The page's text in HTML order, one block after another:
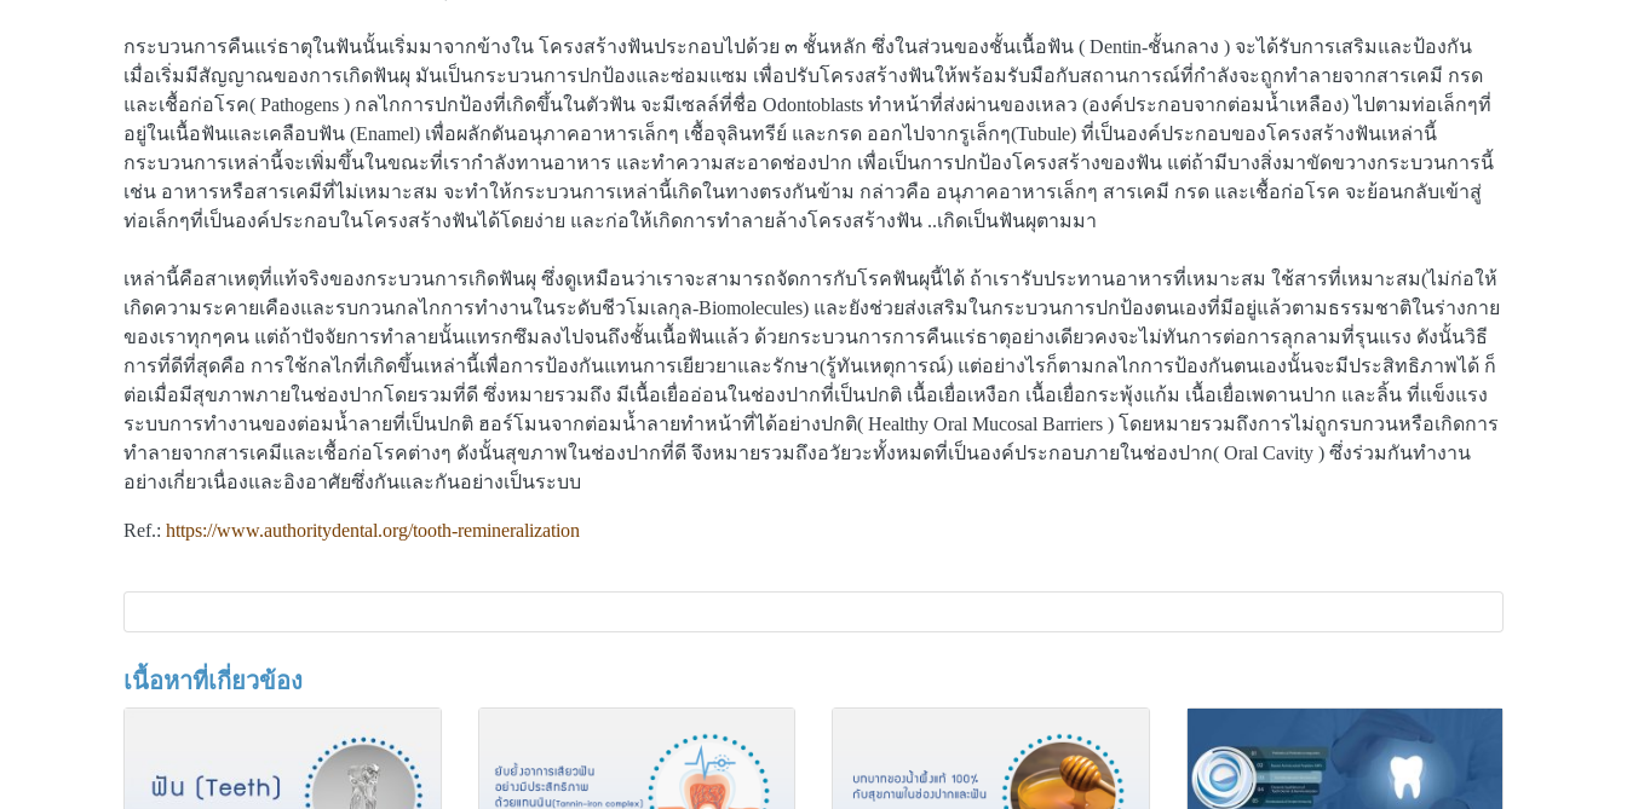
กระบวนการคืนแร่ธาตุในฟันนั้นเริ่มมาจากข้างใน โครงสร้างฟันประกอบไปด้วย ๓ ชั้นหลัก ซึ่งในส่วนของชั้นเนื้อฟัน ( Dentin-ชั้นกลาง ) จะได้รับการเสริมและป้องกัน
เมื่อเริ่มมีสัญญาณของการเกิดฟันผุ มันเป็นกระบวนการปกป้องและซ่อมแซม เพื่อปรับโครงสร้างฟันให้พร้อมรับมือกับสถานการณ์ที่กำลังจะถูกทำลายจากสารเคมี กรด
และเชื้อก่อโรค( Pathogens ) กลไกการปกป้องที่เกิดขึ้นในตัวฟัน จะมีเซลล์ที่ชื่อ Odontoblasts ทำหน้าที่ส่งผ่านของเหลว (องค์ประกอบจากต่อมน้ำเหลือง) ไปตามท่อเล็กๆที่
อยู่ในเนื้อฟันและเคลือบฟัน (Enamel) เพื่อผลักดันอนุภาคอาหารเล็กๆ เชื้อจุลินทรีย์ และกรด ออกไปจากรูเล็กๆ(Tubule) ที่เป็นองค์ประกอบของโครงสร้างฟันเหล่านี้
กระบวนการเหล่านี้จะเพิ่มขึ้นในขณะที่เรากำลังทานอาหาร และทำความสะอาดช่องปาก เพื่อเป็นการปกป้องโครงสร้างของฟัน แต่ถ้ามีบางสิ่งมาขัดขวางกระบวนการนี้
เช่น อาหารหรือสารเคมีที่ไม่เหมาะสม จะทำให้กระบวนการเหล่านี้เกิดในทางตรงกันข้าม กล่าวคือ อนุภาคอาหารเล็กๆ สารเคมี กรด และเชื้อก่อโรค จะย้อนกลับเข้าสู่
ท่อเล็กๆที่เป็นองค์ประกอบในโครงสร้างฟันได้โดยง่าย และก่อให้เกิดการทำลายล้างโครงสร้างฟัน ..เกิดเป็นฟันผุตามมา
เหล่านี้คือสาเหตุที่แท้จริงของกระบวนการเกิดฟันผุ ซึ่งดูเหมือนว่าเราจะสามารถจัดการกับโรคฟันผุนี้ได้ ถ้าเรารับประทานอาหารที่เหมาะสม ใช้สารที่เหมาะสม(ไม่ก่อให้
เกิดความระคายเคืองและรบกวนกลไกการทำงานในระดับชีวโมเลกุล-Biomolecules) และยังช่วยส่งเสริมในกระบวนการปกป้องตนเองที่มีอยู่แล้วตามธรรมชาติในร่างกาย
ของเราทุกๆคน แต่ถ้าปัจจัยการทำลายนั้นแทรกซึมลงไปจนถึงชั้นเนื้อฟันแล้ว ด้วยกระบวนการการคืนแร่ธาตุอย่างเดียวคงจะไม่ทันการต่อการลุกลามที่รุนแรง ดังนั้นวิธี
การที่ดีที่สุดคือ การใช้กลไกที่เกิดขึ้นเหล่านี้เพื่อการป้องกันแทนการเยียวยาและรักษา(รู้ทันเหตุการณ์) แต่อย่างไรก็ตามกลไกการป้องกันตนเองนั้นจะมีประสิทธิภาพได้ ก็
ต่อเมื่อมีสุขภาพภายในช่องปากโดยรวมที่ดี ซึ่งหมายรวมถึง มีเนื้อเยื่ออ่อนในช่องปากที่เป็นปกติ เนื้อเยื่อเหงือก เนื้อเยื่อกระพุ้งแก้ม เนื้อเยื่อเพดานปาก และลิ้น ที่แข็งแรง
ระบบการทำงานของต่อมน้ำลายที่เป็นปกติ ฮอร์โมนจากต่อมน้ำลายทำหน้าที่ได้อย่างปกติ( Healthy Oral Mucosal Barriers ) โดยหมายรวมถึงการไม่ถูกรบกวนหรือเกิดการ
ทำลายจากสารเคมีและเชื้อก่อโรคต่างๆ ดังนั้นสุขภาพในช่องปากที่ดี จึงหมายรวมถึงอวัยวะทั้งหมดที่เป็นองค์ประกอบภายในช่องปาก( Oral Cavity ) ซึ่งร่วมกันทำงาน
อย่างเกี่ยวเนื่องและอิงอาศัยซึ่งกันและกันอย่างเป็นระบบ
Ref.: https://www.authoritydental.org/tooth-remineralization
เนื้อหาที่เกี่ยวข้อง